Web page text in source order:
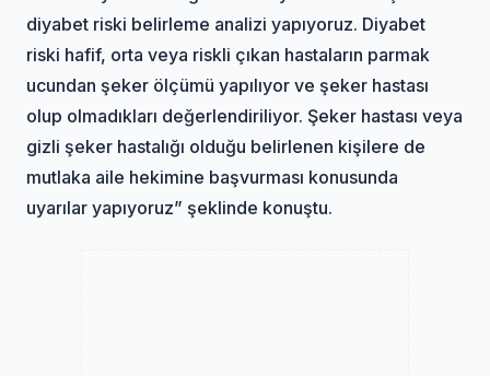
diyabet riski belirleme analizi yapıyoruz. Diyabet
riski hafif, orta veya riskli çıkan hastaların parmak
ucundan şeker ölçümü yapılıyor ve şeker hastası
olup olmadıkları değerlendiriliyor. Şeker hastası veya
gizli şeker hastalığı olduğu belirlenen kişilere de
mutlaka aile hekimine başvurması konusunda
uyarılar yapıyoruz” şeklinde konuştu.